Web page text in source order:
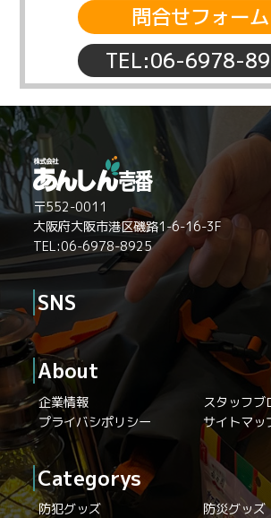
TEL:06-6978-
問合せフォーム
〒552-0011
大阪府大阪市港区磯路1-6-16-3F
TEL:06-6978-8925
SNS
About
企業情報
スタッフブ
プライバシポリシー
サイトマッ
Categorys
防犯グッズ 防災グッズ